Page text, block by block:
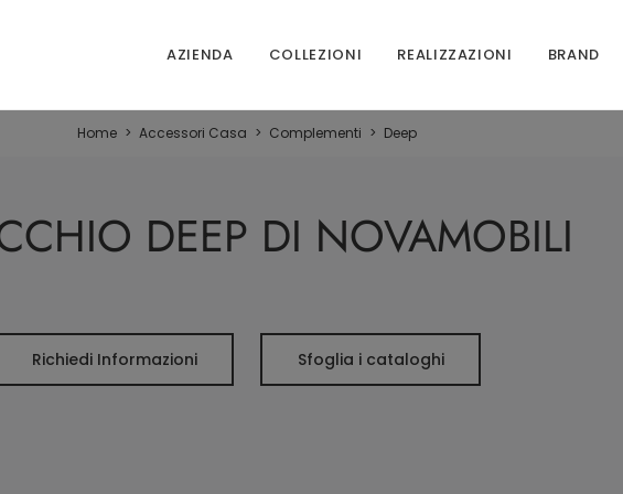
AZIENDA COLLEZIONI REALIZZAZIONI BRAND
Home > Accessori Casa > Complementi > Deep
DEEP DI NOVAMOBILI
Richiedi Informazioni Sfoglia i cataloghi